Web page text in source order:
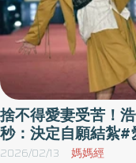
捨不得愛妻受苦！
秒：決定自願結紮#
2026/02/13 媽媽經